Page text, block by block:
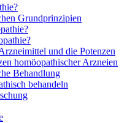
Grundprinzipien
und die Potenzen
homöopathischer Arzneien
Behandlung
behandeln